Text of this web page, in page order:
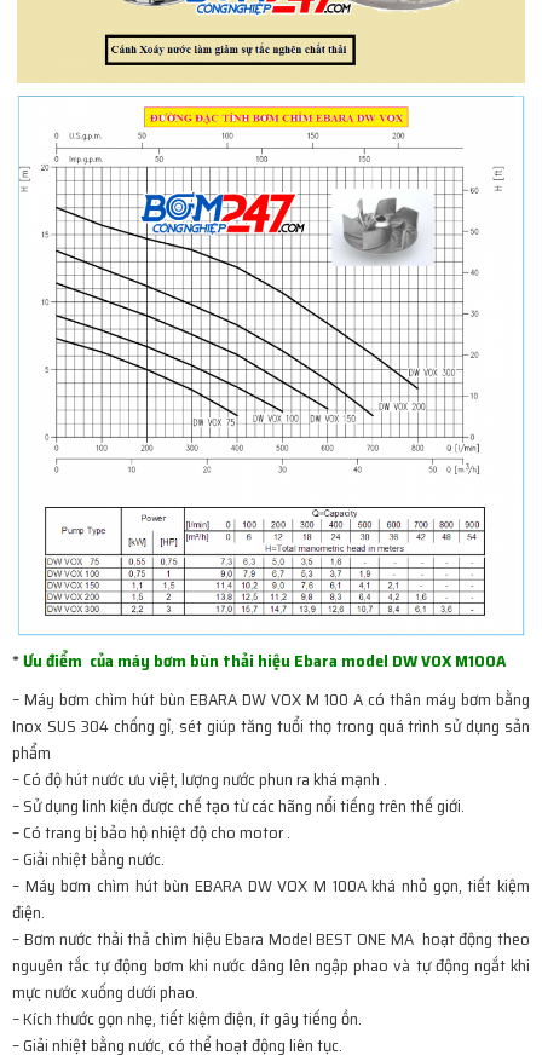
*Ưu điểm của máy bơm bùn thải hiệu Ebara model DW VOX M100A
– Máy bơm chìm hút bùn EBARA DW VOX M 100 A có thân máy bơm bằng
Inox SUS 304 chống gỉ, sét giúp tăng tuổi thọ trong quá trình sử dụng sản
phẩm
– Có độ hút nước ưu việt, lượng nước phun ra khá mạnh .
– Sử dụng linh kiện được chế tạo từ các hãng nổi tiếng trên thế giới.
– Có trang bị bảo hộ nhiệt độ cho motor .
– Giải nhiệt bằng nước.
– Máy bơm chìm hút bùn EBARA DW VOX M 100A khá nhỏ gọn, tiết kiệm
điện.
– Bơm nước thải thả chìm hiệu Ebara Model BEST ONE MA hoạt động theo
nguyên tắc tự động bơm khi nước dâng lên ngập phao và tự động ngắt khi
mực nước xuống dưới phao.
– Kích thước gọn nhẹ, tiết kiệm điện, ít gây tiếng ồn.
– Giải nhiệt bằng nước, có thể hoạt động liên tục.